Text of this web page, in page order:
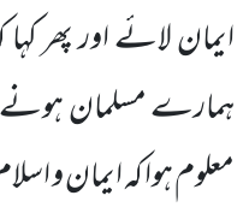
ایمان لائے اور پھر
ہمارے مسلمان
معلوم ہوا کہ ایمان و